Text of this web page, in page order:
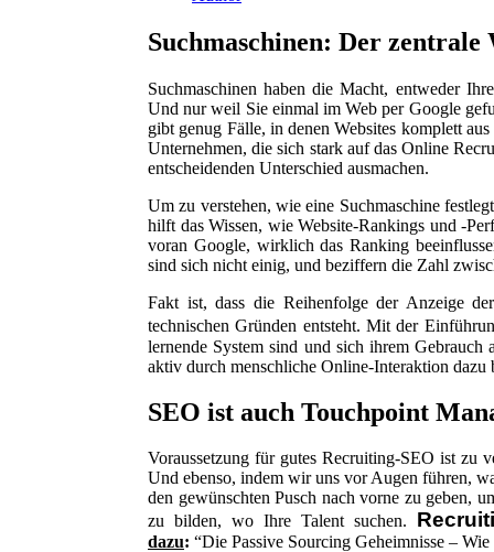
Suchmaschinen: Der zentrale
Suchmaschinen haben die Macht, entweder
Und nur weil Sie einmal im Web per Google
gibt genug Fälle, in denen Websites komplett
Unternehmen, die sich stark auf das Online
entscheidenden Unterschied ausmachen.
Um zu verstehen, wie eine Suchmaschine
hilft das Wissen, wie Website-Rankings und -
voran Google, wirklich das Ranking
sind sich nicht einig, und beziffern die Zahl
Fakt ist, dass die Reihenfolge der Anzeige
technischen Gründen entsteht. Mit der
lernende System sind und sich ihrem
aktiv durch menschliche Online-Interaktion dazu
SEO ist auch Touchpoint
Voraussetzung für gutes Recruiting-SEO ist zu
Und ebenso, indem wir uns vor Augen führen,
den gewünschten Pusch nach vorne zu geben,
zu bilden, wo Ihre Talent suchen.
dazu: “Die Passive Sourcing Geheimnisse –